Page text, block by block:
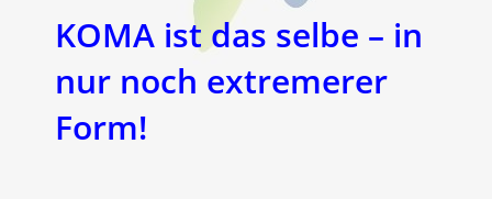
KOMA ist das selbe – in
nur noch extremerer
Form!